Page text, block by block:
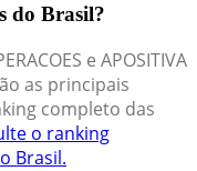
do Brasil?
e APOSITIVA
as principais
completo das
o ranking
Brasil.